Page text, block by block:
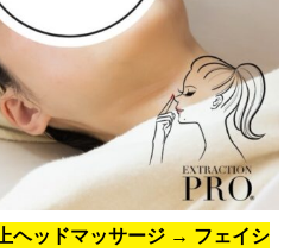
ヘッドマッサージ → フェイシ